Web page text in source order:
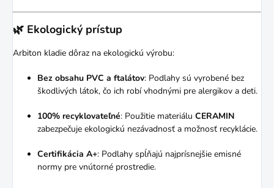
🌿 Ekologický prístup
Arbiton kladie dôraz na ekologickú výrobu:
Bez obsahu PVC a ftalátov: Podlahy sú vyrobené bez
škodlivých látok, čo ich robí vhodnými pre alergikov a deti.
100% recyklovateľné: Použitie materiálu CERAMIN
zabezpečuje ekologickú nezávadnosť a možnosť recyklácie.
Certifikácia A+: Podlahy spĺňajú najprísnejšie emisné
normy pre vnútorné prostredie.